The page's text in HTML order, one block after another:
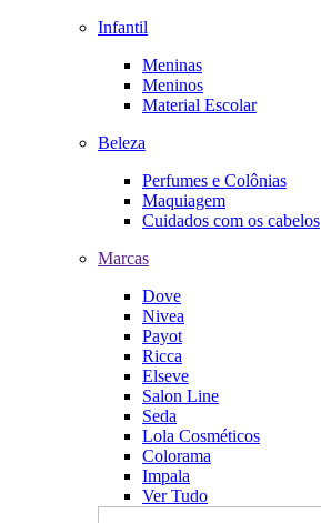
Infantil
Meninas
Meninos
Material Escolar
Beleza
Perfumes e Colônias
Maquiagem
Cuidados com os cabelos
Marcas
Dove
Nivea
Payot
Ricca
Elseve
Salon Line
Seda
Lola Cosméticos
Colorama
Impala
Ver Tudo